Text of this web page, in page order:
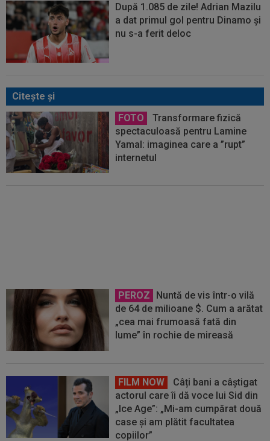
După 1.085 de zile! Adrian Mazilu
a dat primul gol pentru Dinamo și
nu s-a ferit deloc
Citeşte şi
FOTO
Transformare fizică
spectaculoasă pentru Lamine
Yamal: imaginea care a ”rupt”
internetul
PEROZ
Nuntă de vis într-o vilă
de 64 de milioane $. Cum a arătat
„cea mai frumoasă fată din
lume” în rochie de mireasă
FILM NOW
Câți bani a câștigat
actorul care îi dă voce lui Sid din
„Ice Age”: „Mi-am cumpărat două
case și am plătit facultatea
copiilor”